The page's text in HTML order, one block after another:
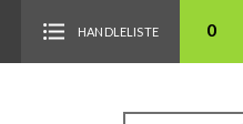
HANDLELISTE 0